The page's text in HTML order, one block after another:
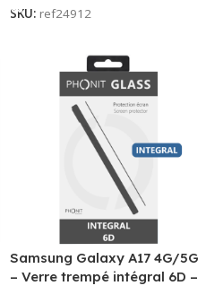
SKU: ref24912
Samsung Galaxy A17 4G/5G
– Verre trempé intégral 6D –